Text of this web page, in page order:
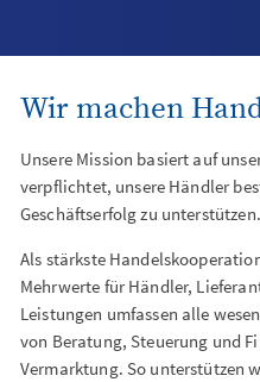
Wir machen
Unsere Mission basiert auf
verpflichtet, unsere Händler
Geschäftserfolg zu unterstützen.
Als stärkste
Mehrwerte für Händler,
Leistungen umfassen alle
von Beratung, Steuerung und
Vermarktung. So unterstützen